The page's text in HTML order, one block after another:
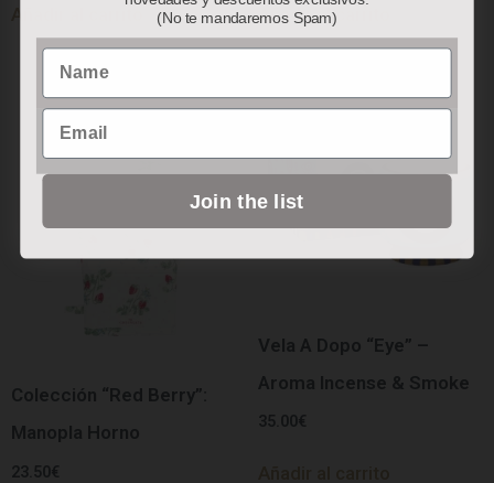
Añadir al carrito
Colección “Red Berry”:
Manopla Horno
23.50€
Vela A Dopo “Eye” –
Aroma Incense & Smoke
35.00€
(No te mandaremos Spam)
Name
Email
Join the list